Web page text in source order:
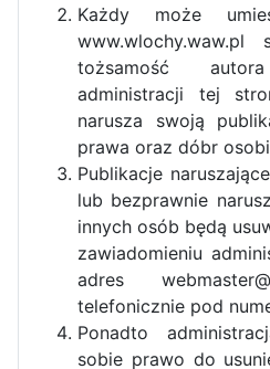
Każdy może
www.wlochy.waw.pl
tożsamość
administracji tej
narusza swoją
prawa oraz dóbr
Publikacje
lub bezprawnie
innych osób będą
zawiadomieniu
adres
telefonicznie pod
Ponadto
sobie prawo do